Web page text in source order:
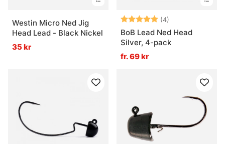
Westin Micro Ned Jig
Head Lead - Black Nickel
35 kr
Betyg: (4)
BoB Lead Ned Head
Silver, 4-pack
fr. 69 kr